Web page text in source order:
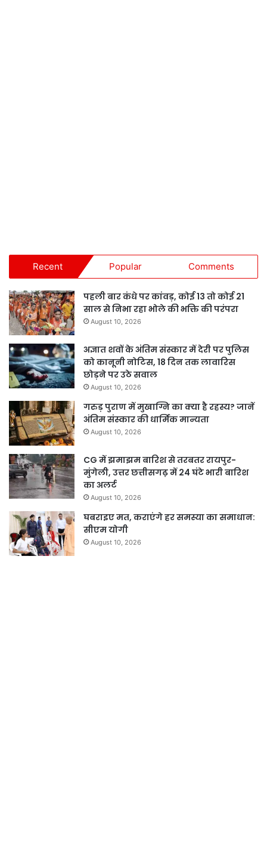
Recent Popular Comments
पहली बार कंधे पर कांवड़, कोई 13 तो कोई 21
साल से निभा रहा भोले की भक्ति की परंपरा
August 10, 2026
अज्ञात शवों के अंतिम संस्कार में देरी पर पुलिस
को कानूनी नोटिस, 18 दिन तक लावारिस
छोड़ने पर उठे सवाल
August 10, 2026
गरुड़ पुराण में मुखाग्नि का क्या है रहस्य? जानें
अंतिम संस्कार की धार्मिक मान्यता
August 10, 2026
CG में झमाझम बारिश से तरबतर रायपुर-
मुंगेली, उत्तर छत्तीसगढ़ में 24 घंटे भारी बारिश
का अलर्ट
August 10, 2026
घबराइए मत, कराएंगे हर समस्या का समाधान:
सीएम योगी
August 10, 2026